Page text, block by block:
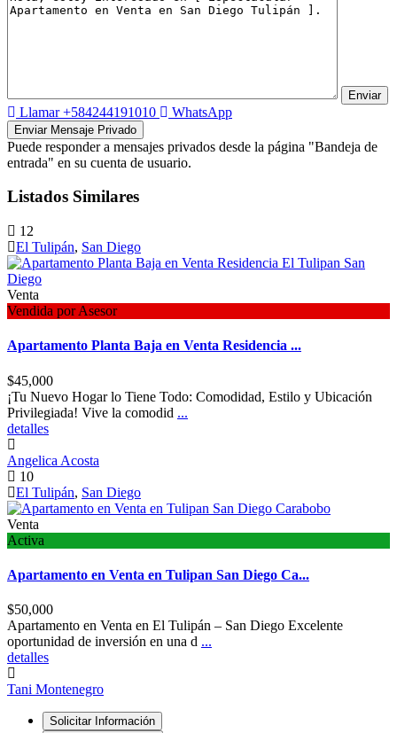
Llamar+584244191010 WhatsApp
Puede responder a mensajes privados desde la página "Bandeja de
entrada" en su cuenta de usuario.
Listados Similares
12
El Tulipán, San Diego
Venta
Vendida por Asesor
Apartamento Planta Baja en Venta Residencia ...
$45,000
¡Tu Nuevo Hogar lo Tiene Todo: Comodidad, Estilo y Ubicación
Privilegiada! Vive la comodid ...
detalles
Angelica Acosta
10
El Tulipán, San Diego
Venta
Activa
Apartamento en Venta en Tulipan San Diego Ca...
$50,000
Apartamento en Venta en El Tulipán – San Diego Excelente
oportunidad de inversión en una d ...
detalles
Tani Montenegro
Solicitar Información